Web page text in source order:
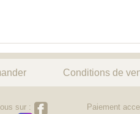
Conditions de
sur : Paiement